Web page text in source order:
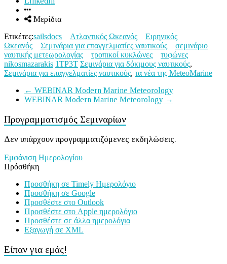
Μερίδια
Ετικέτες:sailsdocs Ατλαντικός Ωκεανός
Ειρηνικός
Ωκεανός
Σεμινάρια για επαγγελματίες ναυτικούς
σεμινάριο
ναυτικής μετεωρολογίας
τροπικοί κυκλώνες
τυφώνες
nikosmazarakis 1ΤΡ3Τ Σεμινάρια για δόκιμους ναυτικούς,
Σεμινάρια για επαγγελματίες ναυτικούς, τα νέα της MeteoMarine
← WEBINAR Modern Marine Meteorology
WEBINAR Modern Marine Meteorology →
Προγραμματισμός Σεμιναρίων
Δεν υπάρχουν προγραμματιζόμενες εκδηλώσεις.
Εμφάνιση Ημερολογίου
Πρόσθήκη
Προσθήκη σε Timely Ημερολόγιο
Προσθήκη σε Google
Προσθέστε στο Outlook
Προσθέστε στο Apple ημερολόγιο
Προσθέστε σε άλλα ημερολόγια
Εξαγωγή σε XML
Είπαν για εμάς!